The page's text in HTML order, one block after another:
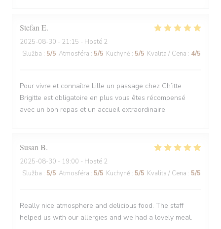
Stefan E
2025-08-30 - 21:15 - Hosté 2
Služba : 5/5 Atmosféra : 5/5 Kuchyně : 5/5 Kvalita / Cena : 4/5
Pour vivre et connaître Lille un passage chez Ch’itte
Brigitte est obligatoire en plus vous êtes récompensé
avec un bon repas et un accueil extraordinaire
Susan B
2025-08-30 - 19:00 - Hosté 2
Služba : 5/5 Atmosféra : 5/5 Kuchyně : 5/5 Kvalita / Cena : 5/5
Really nice atmosphere and delicious food. The staff
helped us with our allergies and we had a lovely meal.